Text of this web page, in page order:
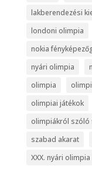
lakberendezési
londoni olimpia
nokia
nyári olimpia
olimpia
olimpiai játékok
olimpiákról szóló
szabad akarat
XXX. nyári olimpia